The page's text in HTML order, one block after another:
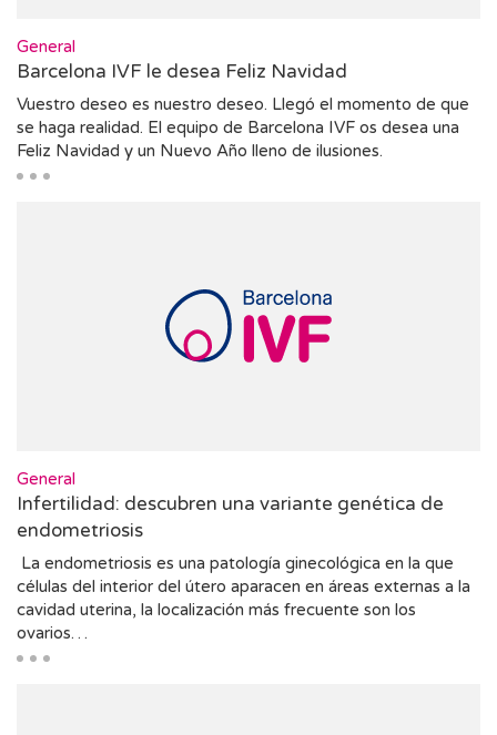
General
Barcelona IVF le desea Feliz Navidad
Vuestro deseo es nuestro deseo. Llegó el momento de que
se haga realidad. El equipo de Barcelona IVF os desea una
Feliz Navidad y un Nuevo Año lleno de ilusiones.
General
Infertilidad: descubren una variante genética de
endometriosis
La endometriosis es una patología ginecológica en la que
células del interior del útero aparacen en áreas externas a la
cavidad uterina, la localización más frecuente son los
ovarios…